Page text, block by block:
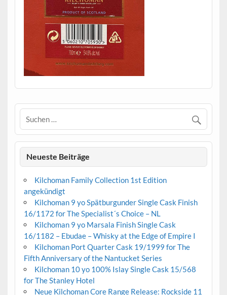
Neueste Beiträge
Kilchoman Family Collection 1st Edition
angekündigt
Kilchoman 9 yo Spätburgunder Single Cask Finish
16/1172 for The Specialist´s Choice – NL
Kilchoman 9 yo Marsala Finish Single Cask
16/1182 – Ebudae – Whisky at the Edge of Empire I
Kilchoman Port Quarter Cask 19/1999 for The
Fifth Anniversary of the Nantucket Series
Kilchoman 10 yo 100% Islay Single Cask 15/568
for The Stanley Hotel
Neue Kilchoman Core Range Release: Rockside 11